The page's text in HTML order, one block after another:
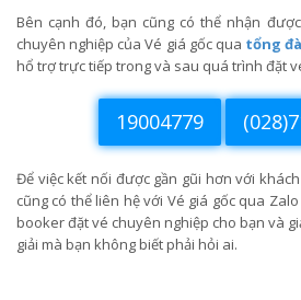
Bên cạnh đó, bạn cũng có thể nhận
chuyên nghiệp của Vé giá gốc qua tổng
hổ trợ trực tiếp trong và sau quá trình đặt
19004779
Để việc kết nối được gần gũi hơn với
cũng có thể liên hệ với Vé giá gốc qua
booker đặt vé chuyên nghiệp cho bạn và
giải mà bạn không biết phải hỏi ai.